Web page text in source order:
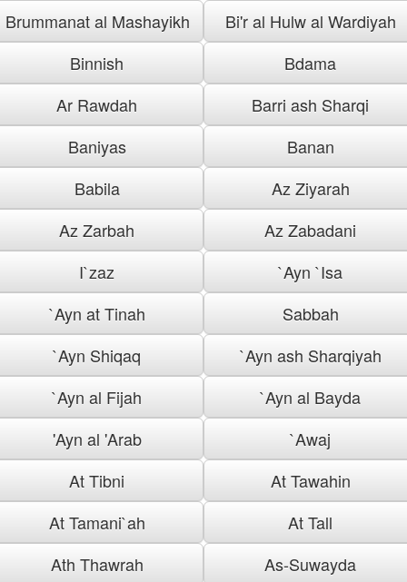
Brummanat al Mashayikh
Bi'r al Hulw al Wardiyah
Binnish
Bdama
Ar Rawdah
Barri ash Sharqi
Baniyas
Banan
Babila
Az Ziyarah
Az Zarbah
Az Zabadani
I`zaz
`Ayn `Isa
`Ayn at Tinah
Sabbah
`Ayn Shiqaq
`Ayn ash Sharqiyah
`Ayn al Fijah
`Ayn al Bayda
'Ayn al 'Arab
`Awaj
At Tibni
At Tawahin
At Tamani`ah
At Tall
Ath Thawrah
As-Suwayda